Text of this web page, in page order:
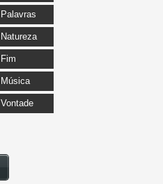
Palavras
Natureza
Fim
Música
Vontade